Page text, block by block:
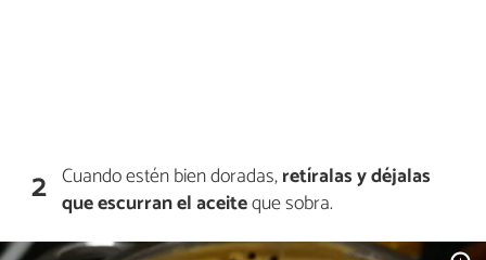
2 Cuando estén bien doradas,retíralas y déjalas
que escurran el aceiteque sobra.